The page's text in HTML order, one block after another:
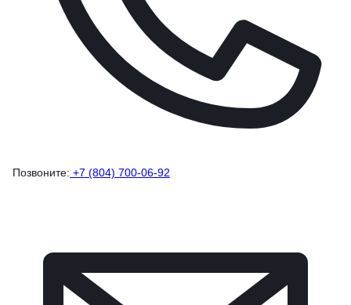
Позвоните: +7 (804) 700-06-92